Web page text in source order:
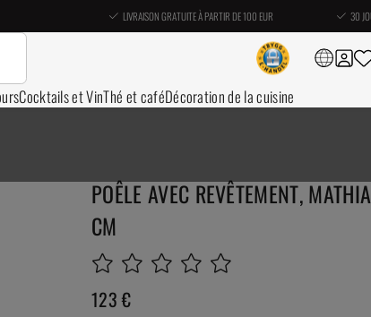
LIVRAISON GRATUITE À PARTIR DE 100 EUR 30
Cocktails et VinThé et caféDécoration de la cuisine
POÊLE AVEC REVÊTEMENT,
CM
123 €